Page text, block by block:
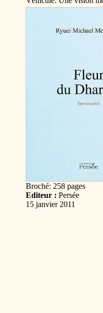
Broché: 258 pages
Editeur : Persée
15 janvier 2011